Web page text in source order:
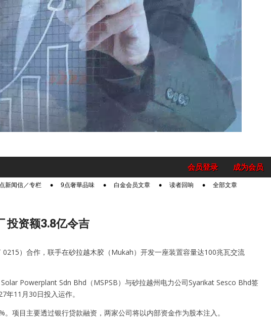
成为会员
会员登录
新闻信／专栏 9点奢華品味 白金会员文章 读者回响 全部文章
投资额3.8亿令吉
）合作，联手在砂拉越木胶（Mukah）开发一座装置容量达100兆瓦交流
Powerplant Sdn Bhd（MSPSB）与砂拉越州电力公司Syarikat Sesco Bhd签
年11月30日投入运作。
项目主要透过银行贷款融资，两家公司将以内部资金作为股本注入。